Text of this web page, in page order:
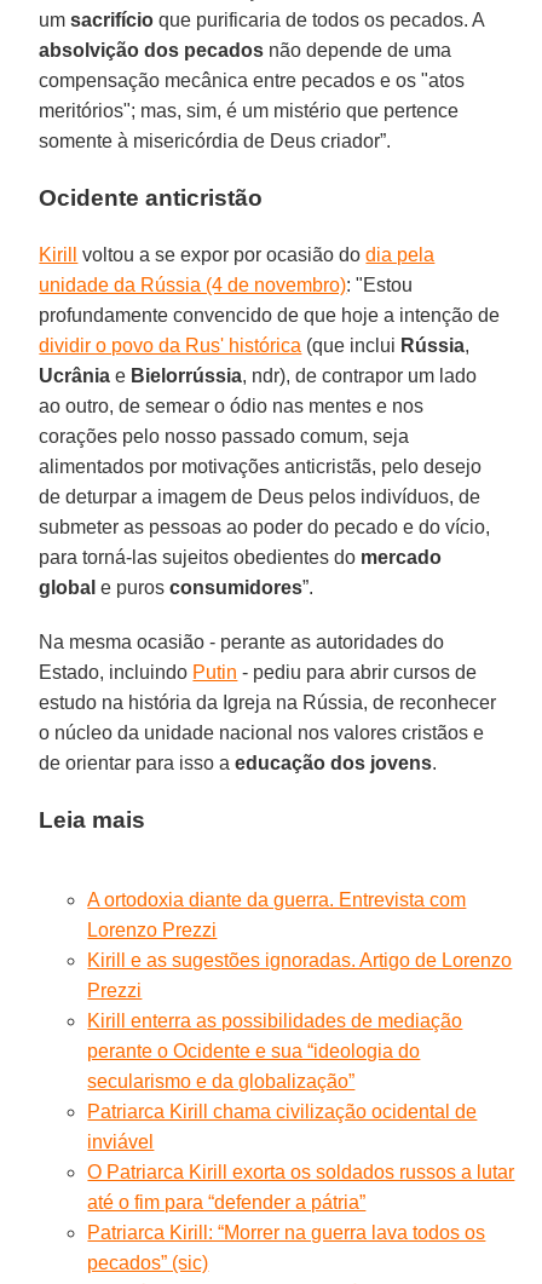
umsacrifício que purificaria de todos os pecados. A
absolvição dos pecados não depende de uma
compensação mecânica entre pecados e os "atos
meritórios"; mas, sim, é um mistério que pertence
somente à misericórdia de Deus criador”.
Ocidente anticristão
Kirill voltou a se expor por ocasião dodia pela
unidade da Rússia (4 de novembro): "Estou
profundamente convencido de que hoje a intenção de
dividir o povo da Rus' histórica (que inclui Rússia,
Ucrânia e Bielorrússia, ndr), de contrapor um lado
ao outro, de semear o ódio nas mentes e nos
corações pelo nosso passado comum, seja
alimentados por motivações anticristãs, pelo desejo
de deturpar a imagem de Deus pelos indivíduos, de
submeter as pessoas ao poder do pecado e do vício,
para torná-las sujeitos obedientes do mercado
global e purosconsumidores”.
Na mesma ocasião - perante as autoridades do
Estado, incluindo Putin - pediu para abrir cursos de
estudo na história da Igreja na Rússia, de reconhecer
o núcleo da unidade nacional nos valores cristãos e
de orientar para isso aeducação dos jovens.
Leia mais
A ortodoxia diante da guerra. Entrevista com
Lorenzo Prezzi
Kirill e as sugestões ignoradas. Artigo de Lorenzo
Prezzi
Kirill enterra as possibilidades de mediação
perante o Ocidente e sua “ideologia do
secularismo e da globalização”
Patriarca Kirill chama civilização ocidental de
inviável
O Patriarca Kirill exorta os soldados russos a lutar
até o fim para “defender a pátria”
Patriarca Kirill: “Morrer na guerra lava todos os
pecados” (sic)